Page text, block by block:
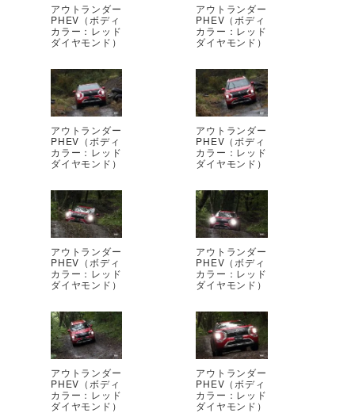
アウトランダー
PHEV（ボディ
カラー：レッド
ダイヤモンド）
アウトランダー
PHEV（ボディ
カラー：レッド
ダイヤモンド）
アウトランダー
PHEV（ボディ
カラー：レッド
ダイヤモンド）
アウトランダー
PHEV（ボディ
カラー：レッド
ダイヤモンド）
アウトランダー
PHEV（ボディ
カラー：レッド
ダイヤモンド）
アウトランダー
PHEV（ボディ
カラー：レッド
ダイヤモンド）
アウトランダー
PHEV（ボディ
カラー：レッド
ダイヤモンド）
アウトランダー
PHEV（ボディ
カラー：レッド
ダイヤモンド）